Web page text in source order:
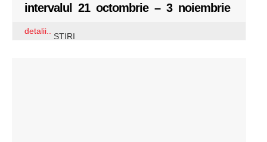
intervalul 21 octombrie – 3 noiembrie
detalii..
STIRI